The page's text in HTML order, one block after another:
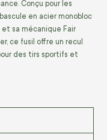
Conçu pour les
en acier monobloc
et sa mécanique Fair
ce fusil offre un recul
des tirs sportifs et